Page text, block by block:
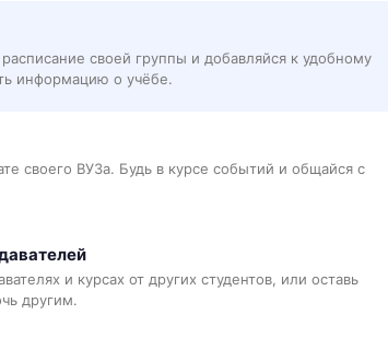
своей группы и добавляйся к удобному
информацию о учёбе.
своего ВУЗа. Будь в курсе событий и общайся с
и курсах от других студентов, или оставь
другим.